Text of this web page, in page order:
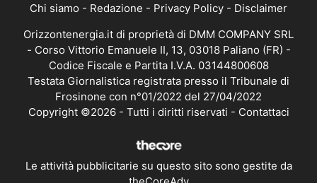
Chi siamo - Redazione - Privacy Policy - Disclaimer
Orizzontenergia.it di proprietà di DMM COMPANY SRL
- Corso Vittorio Emanuele II, 13, 03018 Paliano (FR) -
Codice Fiscale e Partita I.V.A. 03144800608
Testata Giornalistica registrata presso il Tribunale di
Frosinone con n°01/2022 del 27/04/2022
Copyright ©2026 - Tutti i diritti riservati - Contattaci
Le attività pubblicitarie su questo sito sono gestite da